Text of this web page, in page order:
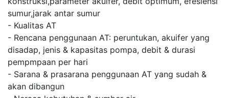
sumur,jarak antar sumur
- Kualitas AT
- Rencana penggunaan AT: peruntukan, akuifer yang
disadap, jenis & kapasitas pompa, debit & durasi
pempmpaan per hari
- Sarana & prasarana penggunaan AT yang sudah &
akan dibangun